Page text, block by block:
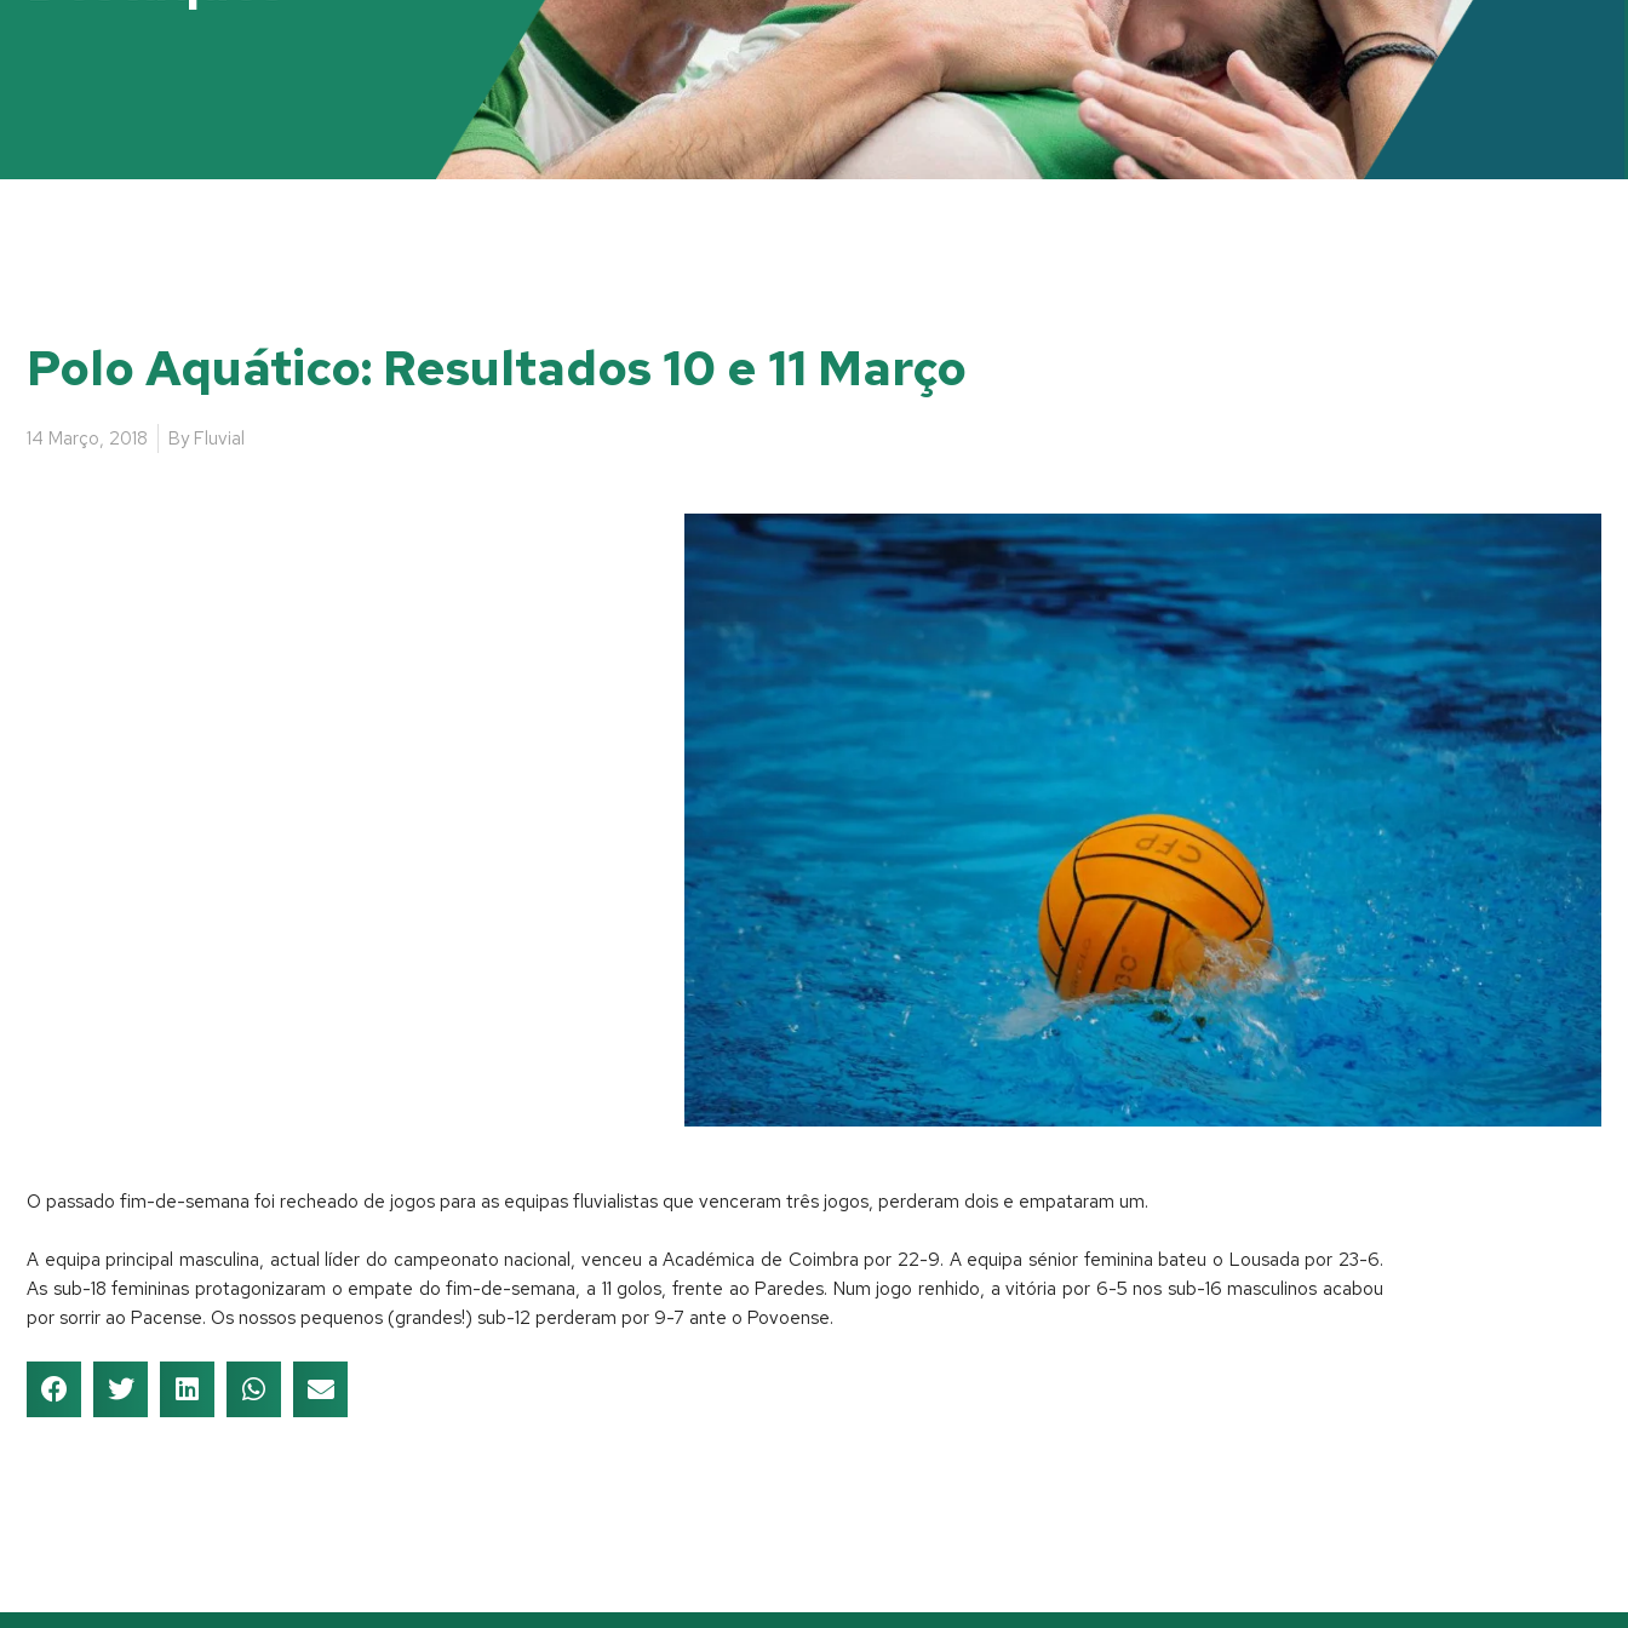
Polo Aquático: Resultados 10 e 11 Março
14 Março, 2018 By Fluvial
O passado fim-de-semana foi recheado de jogos para as equipas fluvialistas que venceram três jogos, perderam dois e empataram um.
A equipa principal masculina, actual líder do campeonato nacional, venceu a Académica de Coimbra por 22-9. A equipa sénior feminina bateu o Lousada por 23-6.
As sub-18 femininas protagonizaram o empate do fim-de-semana, a 11 golos, frente ao Paredes. Num jogo renhido, a vitória por 6-5 nos sub-16 masculinos acabou
por sorrir ao Pacense. Os nossos pequenos (grandes!) sub-12 perderam por 9-7 ante o Povoense.